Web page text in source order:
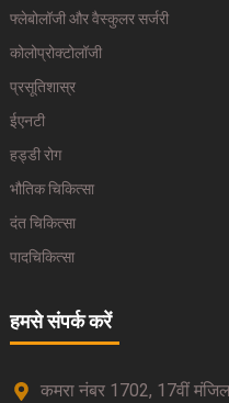
फ्लेबोलॉजी और वैस्कुलर सर्जरी
कोलोप्रोक्टोलॉजी
प्रसूतिशास्र
ईएनटी
हड्डी रोग
भौतिक चिकित्सा
दंत चिकित्सा
पादचिकित्सा
हमसे संपर्क करें
कमरा नंबर 1702, 17वीं